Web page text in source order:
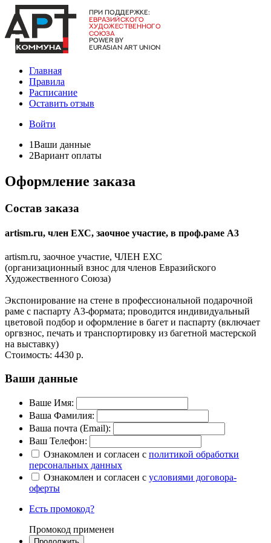
Главная
Правила
Расписание
Оставить отзыв
Войти
1Ваши данные
2Вариант оплаты
Оформление заказа
Состав заказа
artism.ru, член ЕХС, заочное участие, в проф.раме А3
artism.ru, заочное участие, ЧЛЕН ЕХС
(организационный взнос для членов Евразийского
Художественного Союза)
Экспонирование на стене в профессиональной подарочной
раме с паспарту А3-формата; проводится индивидуальный
цветовой подбор и оформление в багет и паспарту (включает
оргвзнос, печать и транспортировку из багетной мастерской
на выставку)
Стоимость: 4430 р.
Ваши данные
Ваше Имя:
Ваша Фамилия:
Ваша почта (Email):
Ваш Телефон:
Ознакомлен и согласен с политикой обработки
персональных данных
Ознакомлен и согласен с условиями договора-
оферты
Есть промокод?
Промокод применен